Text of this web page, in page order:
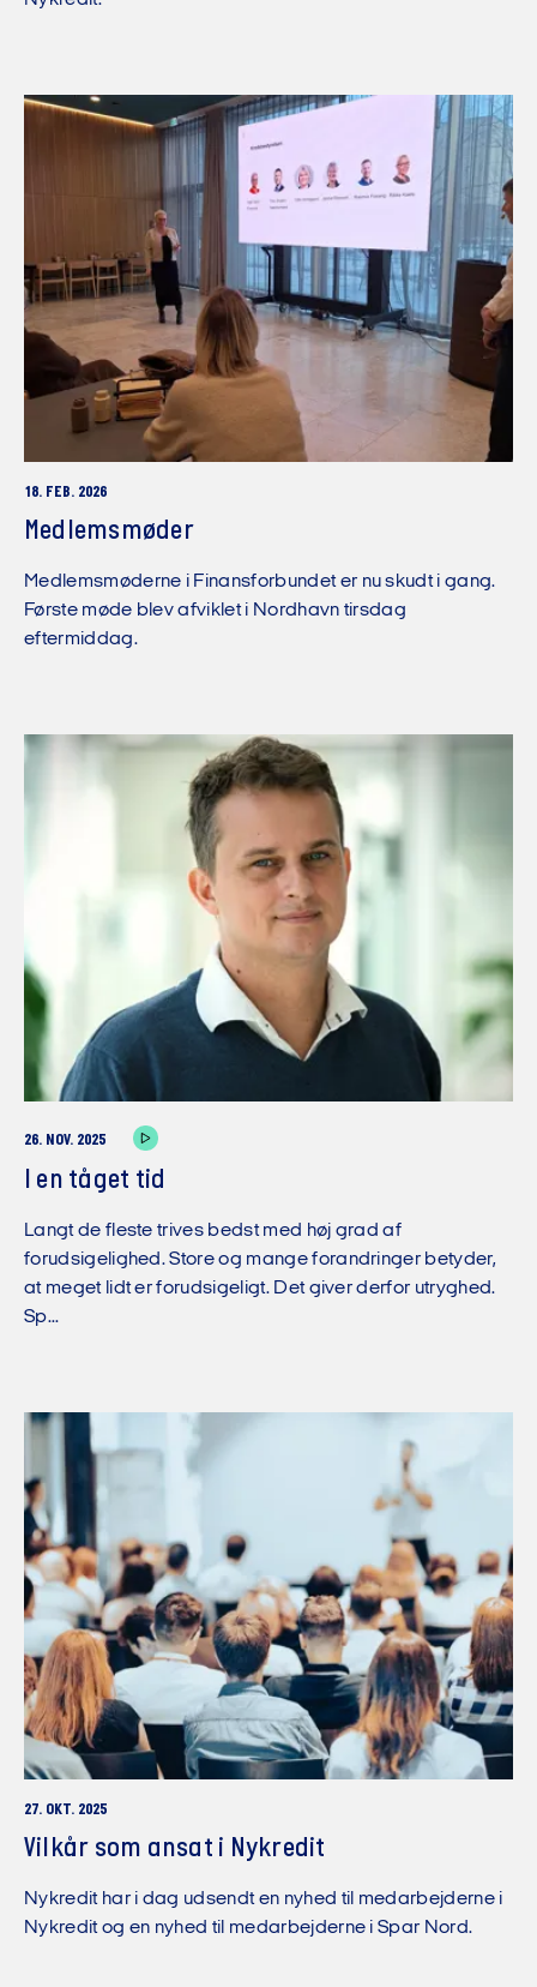
18. FEB. 2026
Medlemsmøder
Medlemsmøderne i Finansforbundet er nu skudt i gang.
Første møde blev afviklet i Nordhavn tirsdag
eftermiddag.
26. NOV. 2025
I en tåget tid
Langt de fleste trives bedst med høj grad af
forudsigelighed. Store og mange forandringer betyder,
at meget lidt er forudsigeligt. Det giver derfor utryghed.
Sp...
27. OKT. 2025
Vilkår som ansat i Nykredit
Nykredit har i dag udsendt en nyhed til medarbejderne i
Nykredit og en nyhed til medarbejderne i Spar Nord.